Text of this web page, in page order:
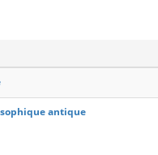
antique